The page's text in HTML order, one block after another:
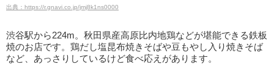
出典：https://r.gnavi.co.jp/jmj8k1ns0000
渋谷駅から224m。秋田県産高原比内地鶏などが堪能できる鉄板
焼のお店です。鶏だし塩昆布焼きそばや豆もやし入り焼きそば
など、あっさりしているけど食べ応えがあります。